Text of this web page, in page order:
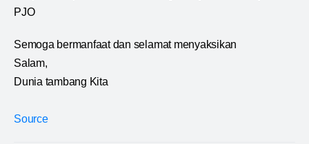
PJO
Semoga bermanfaat dan selamat menyaksikan
Salam,
Dunia tambang Kita
Source